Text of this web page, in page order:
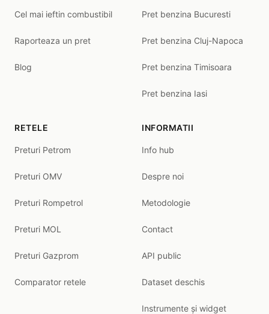
Cel mai ieftin combustibil
Raporteaza un pret
Blog
Pret benzina Bucuresti
Pret benzina Cluj-Napoca
Pret benzina Timisoara
Pret benzina Iasi
RETELE
Preturi Petrom
Preturi OMV
Preturi Rompetrol
Preturi MOL
Preturi Gazprom
Comparator retele
INFORMATII
Info hub
Despre noi
Metodologie
Contact
API public
Dataset deschis
Instrumente și widget